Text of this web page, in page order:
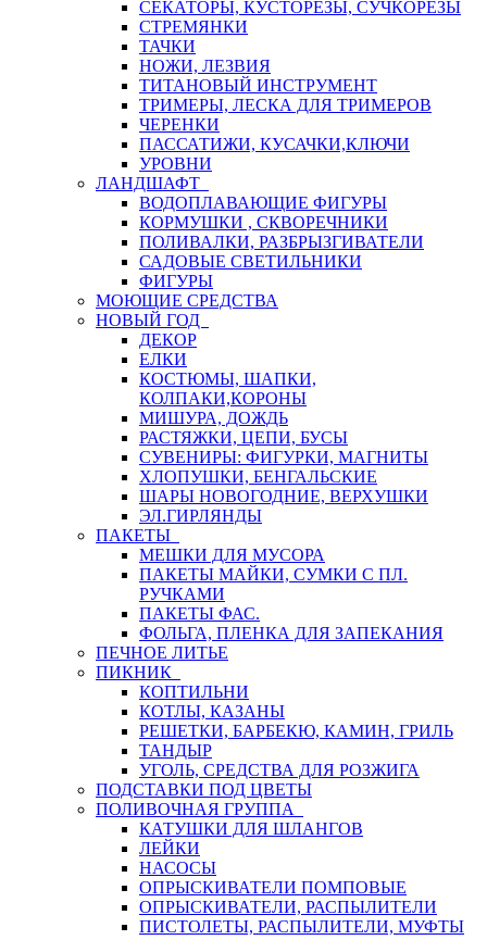
СЕКАТОРЫ, КУСТОРЕЗЫ, СУЧКОРЕЗЫ
СТРЕМЯНКИ
ТАЧКИ
НОЖИ, ЛЕЗВИЯ
ТИТАНОВЫЙ ИНСТРУМЕНТ
ТРИМЕРЫ, ЛЕСКА ДЛЯ ТРИМЕРОВ
ЧЕРЕНКИ
ПАССАТИЖИ, КУСАЧКИ,КЛЮЧИ
УРОВНИ
ЛАНДШАФТ
ВОДОПЛАВАЮЩИЕ ФИГУРЫ
КОРМУШКИ , СКВОРЕЧНИКИ
ПОЛИВАЛКИ, РАЗБРЫЗГИВАТЕЛИ
САДОВЫЕ СВЕТИЛЬНИКИ
ФИГУРЫ
МОЮЩИЕ СРЕДСТВА
НОВЫЙ ГОД
ДЕКОР
ЕЛКИ
КОСТЮМЫ, ШАПКИ,
КОЛПАКИ,КОРОНЫ
МИШУРА, ДОЖДЬ
РАСТЯЖКИ, ЦЕПИ, БУСЫ
СУВЕНИРЫ: ФИГУРКИ, МАГНИТЫ
ХЛОПУШКИ, БЕНГАЛЬСКИЕ
ШАРЫ НОВОГОДНИЕ, ВЕРХУШКИ
ЭЛ.ГИРЛЯНДЫ
ПАКЕТЫ
МЕШКИ ДЛЯ МУСОРА
ПАКЕТЫ МАЙКИ, СУМКИ С ПЛ.
РУЧКАМИ
ПАКЕТЫ ФАС.
ФОЛЬГА, ПЛЕНКА ДЛЯ ЗАПЕКАНИЯ
ПЕЧНОЕ ЛИТЬЕ
ПИКНИК
КОПТИЛЬНИ
КОТЛЫ, КАЗАНЫ
РЕШЕТКИ, БАРБЕКЮ, КАМИН, ГРИЛЬ
ТАНДЫР
УГОЛЬ, СРЕДСТВА ДЛЯ РОЗЖИГА
ПОДСТАВКИ ПОД ЦВЕТЫ
ПОЛИВОЧНАЯ ГРУППА
КАТУШКИ ДЛЯ ШЛАНГОВ
ЛЕЙКИ
НАСОСЫ
ОПРЫСКИВАТЕЛИ ПОМПОВЫЕ
ОПРЫСКИВАТЕЛИ, РАСПЫЛИТЕЛИ
ПИСТОЛЕТЫ, РАСПЫЛИТЕЛИ, МУФТЫ